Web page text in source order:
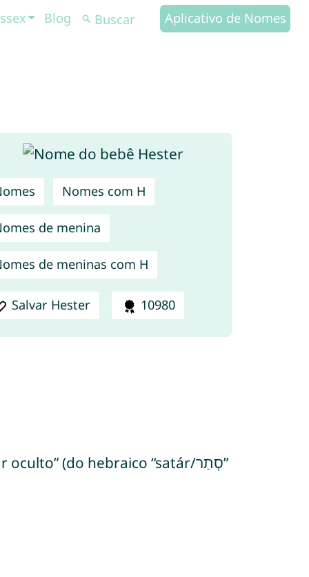
Blog Aplicativo de Nomes
Nomes com H
de menina
de meninas com H
Salvar Hester 10980